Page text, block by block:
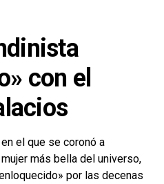
con el
el que se coronó a
más bella del universo,
por las decenas